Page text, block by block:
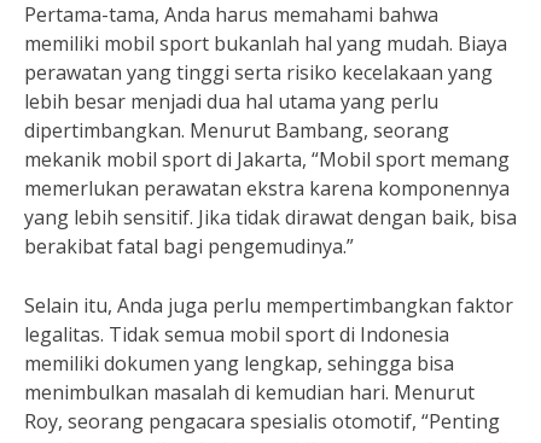
Pertama-tama, Anda harus memahami bahwa
memiliki mobil sport bukanlah hal yang mudah. Biaya
perawatan yang tinggi serta risiko kecelakaan yang
lebih besar menjadi dua hal utama yang perlu
dipertimbangkan. Menurut Bambang, seorang
mekanik mobil sport di Jakarta, “Mobil sport memang
memerlukan perawatan ekstra karena komponennya
yang lebih sensitif. Jika tidak dirawat dengan baik, bisa
berakibat fatal bagi pengemudinya.”
Selain itu, Anda juga perlu mempertimbangkan faktor
legalitas. Tidak semua mobil sport di Indonesia
memiliki dokumen yang lengkap, sehingga bisa
menimbulkan masalah di kemudian hari. Menurut
Roy, seorang pengacara spesialis otomotif, “Penting